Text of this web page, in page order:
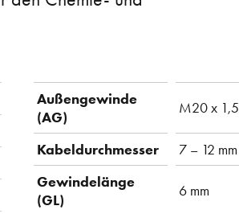
Außengewinde
(AG)
M20 x 1,5
Kabeldurchmesser
7 – 12 mm
Gewindelänge
(GL)
6 mm